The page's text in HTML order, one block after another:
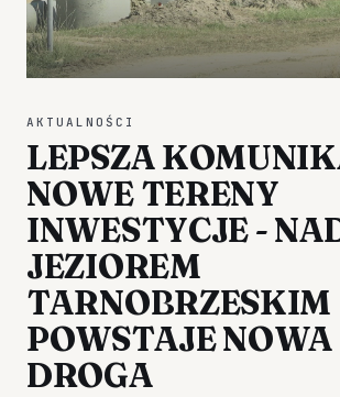
AKTUALNOŚCI
LEPSZA
NOWE TERENY
INWESTYCJE -
JEZIOREM
TARNOBRZESKIM
POWSTAJE NOWA
DROGA